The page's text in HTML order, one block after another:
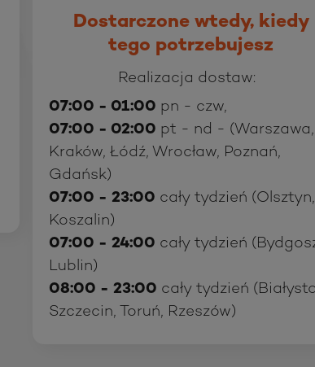
Dostarczone wtedy, kiedy
tego potrzebujesz
07:00 - 01:00 pn - czw,
07:00 - 02:00 pt - nd - (Warszawa,
Kraków, Łódź, Wrocław, Poznań,
Gdańsk)
07:00 - 23:00 cały tydzień (Olsztyn,
Koszalin)
07:00 - 24:00 cały tydzień
Lublin)
08:00 - 23:00 cały tydzień
Szczecin, Toruń, Rzeszów)
Realizacja dostaw: